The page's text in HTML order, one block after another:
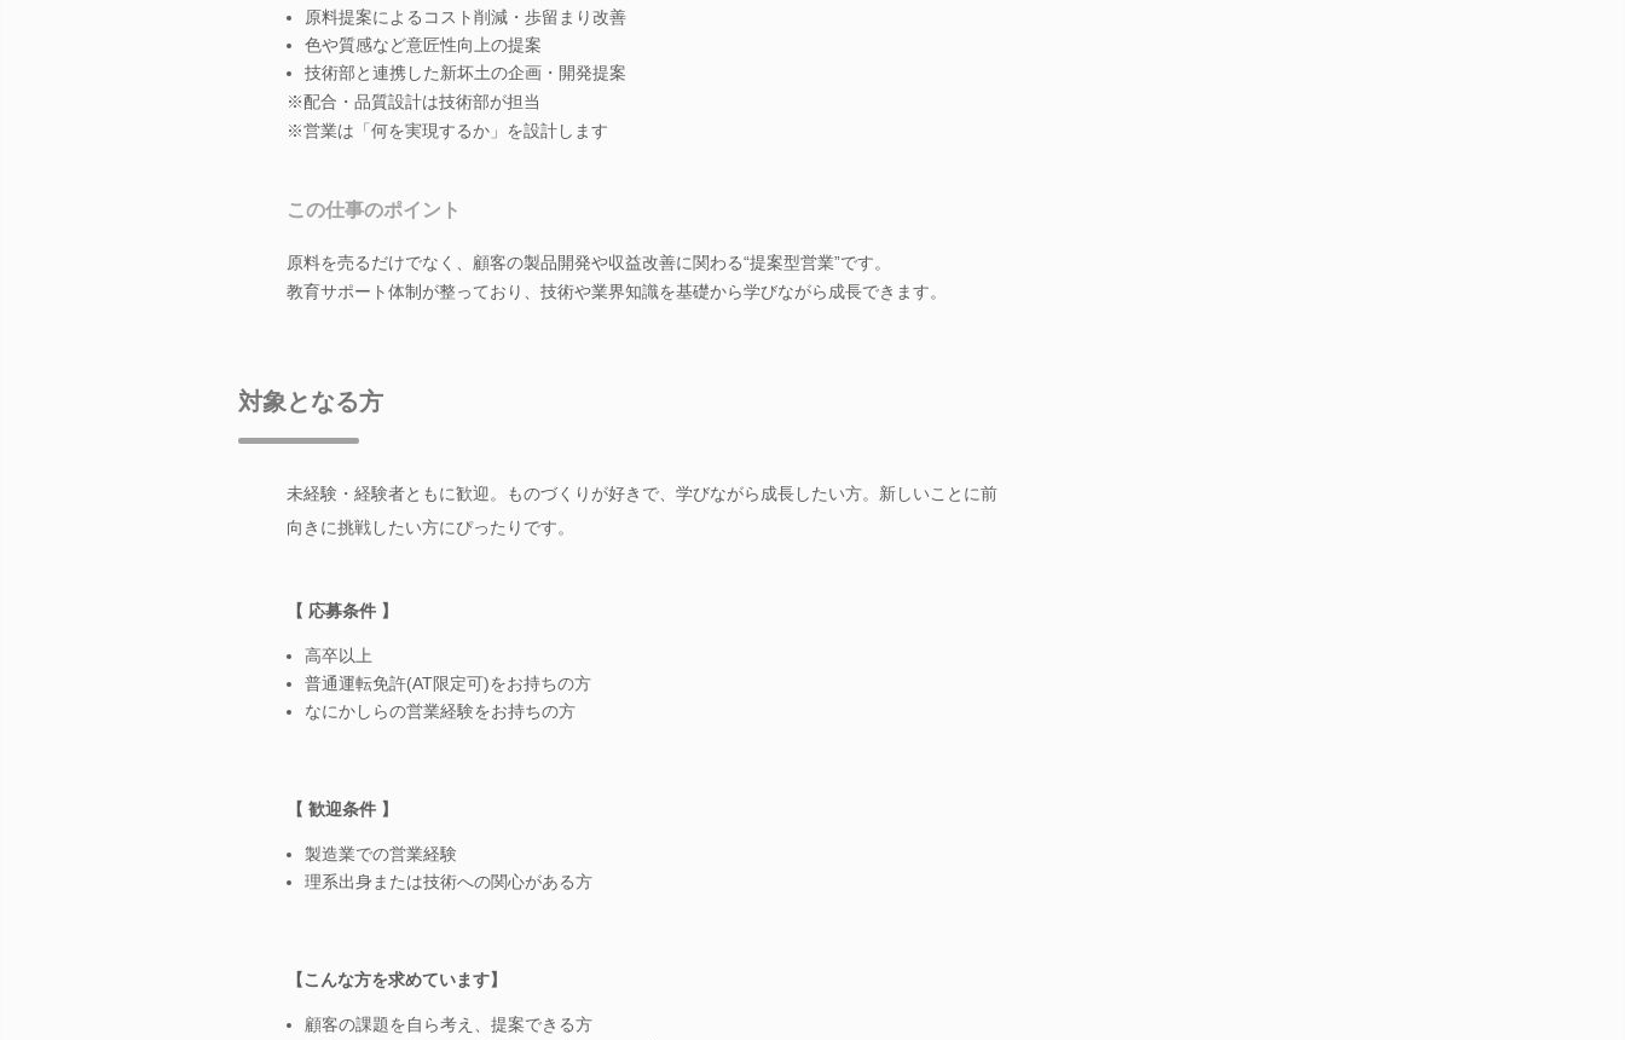
原料提案によるコスト削減・歩留まり改善
色や質感など意匠性向上の提案
技術部と連携した新坏土の企画・開発提案
※配合・品質設計は技術部が担当
※営業は「何を実現するか」を設計します
この仕事のポイント
原料を売るだけでなく、顧客の製品開発や収益改善に関わる“提案型営業”です。
教育サポート体制が整っており、技術や業界知識を基礎から学びながら成長できます。
対象となる方
未経験・経験者ともに歓迎。ものづくりが好きで、学びながら成長したい方。新しいことに前
向きに挑戦したい方にぴったりです。
【 応募条件 】
高卒以上
普通運転免許(AT限定可)をお持ちの方
なにかしらの営業経験をお持ちの方
【 歓迎条件 】
製造業での営業経験
理系出身または技術への関心がある方
【こんな方を求めています】
顧客の課題を自ら考え、提案できる方